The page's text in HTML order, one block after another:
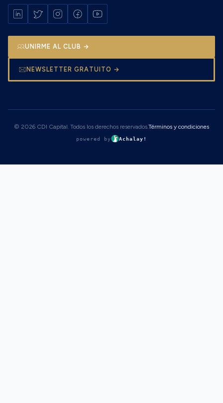
UNIRME AL CLUB →
NEWSLETTER GRATUITO →
© 2026 CDI Capital. Todos los derechos reservados.Términos y condiciones
powered by Achalay!